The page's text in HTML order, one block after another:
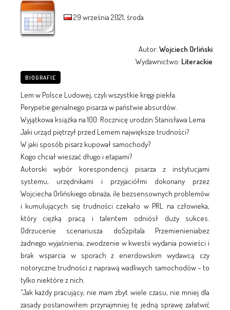
29 września 2021, środa
Autor:Wojciech Orliński
Wydawnictwo: Literackie
BIOGRAFIE
Lem w Polsce Ludowej, czyli wszystkie kręgi piekła.
Perypetie genialnego pisarza w państwie absurdów.
Wyjątkowa książka na 100. Rocznicę urodzin Stanisława Lema
Jaki urząd piętrzył przed Lemem największe trudności?
W jaki sposób pisarz kupował samochody?
Kogo chciał wieszać długo i etapami?
Autorski wybór korespondencji pisarza z instytucjami
systemu, urzędnikami i przyjaciółmi dokonany przez
Wojciecha Orlińskiego obnaża, ile bezsensownych problemów
i kumulujących się trudności czekało w PRL na człowieka,
który ciężką pracą i talentem odniósł duży sukces.
Odrzucenie scenariusza doSzpitala Przemienieniabez
żadnego wyjaśnienia, zwodzenie w kwestii wydania powieści i
brak wsparcia w sporach z enerdowskim wydawcą czy
notoryczne trudności z naprawą wadliwych samochodów – to
tylko niektóre z nich.
"Jak każdy pracujący, nie mam zbyt wiele czasu, nie mniej dla
zasady postanowiłem przynajmniej tę jedną sprawę załatwić